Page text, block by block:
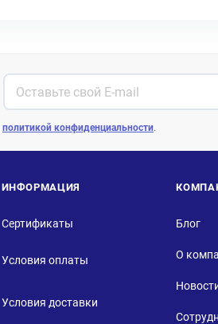
политикой конфиденциальности.
ИНФОРМАЦИЯ
Сертификаты
Условия оплаты
Условия доставки
Блог
О